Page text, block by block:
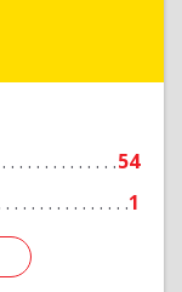
54
1
Подробнее